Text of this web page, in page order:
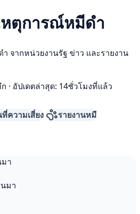
หตุการณ์หมีดำ
จากหน่วยงานรัฐ ข่าว และรายงาน
· อัปเดตล่าสุด: 14ชั่วโมงที่แล้ว
ความเสี่ยง รายงานหมี
า
มา